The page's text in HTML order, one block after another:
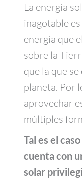
La energía
inagotable
energía que
sobre la
que la que
planeta. Por
aprovechar
múltiples
Tal es el
cuenta con
solar